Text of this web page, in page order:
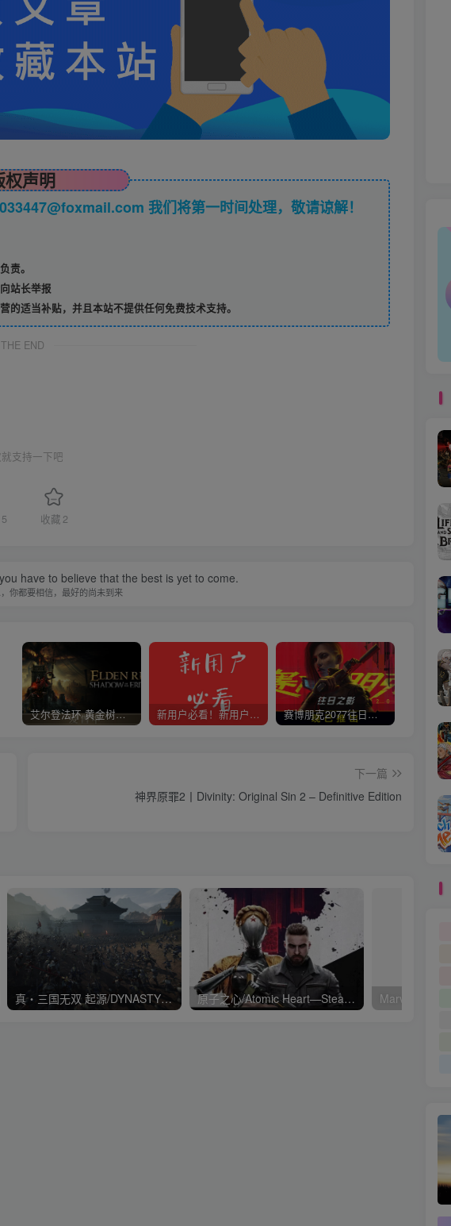
权声明
我们将第一时间处理，敬请谅解！
责。
站长举报
适当补贴，并且本站不提供任何免费技术支持。
THE END
支持一下吧
收藏 2
have to believe that the best is yet to come.
你都要相信，最好的尚未到来
艾尔登法环 黄金树幽影 新用户必看！新用户必看！新用户必看！！！ 赛博朋克2077往日之影
下一篇
神界原罪2丨Divinity: Original Sin 2 – Definitive Edition
真・三国无双 起源/DYNASTY WARRIORS: ORIGINS 原子之心/Atomic Heart—Steam离线 平台问就是没有 D加密